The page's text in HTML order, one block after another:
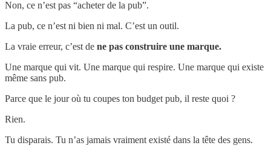
Non, ce n’est pas “acheter de la pub”.
La pub, ce n’est ni bien ni mal. C’est un outil.
La vraie erreur, c’est de ne pas construire une marque.
Une marque qui vit. Une marque qui respire. Une marque qui existe
même sans pub.
Parce que le jour où tu coupes ton budget pub, il reste quoi ?
Rien.
Tu disparais. Tu n’as jamais vraiment existé dans la tête des gens.